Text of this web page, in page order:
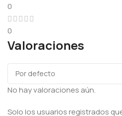
0
0
Valoraciones
No hay valoraciones aún.
Solo los usuarios registrados